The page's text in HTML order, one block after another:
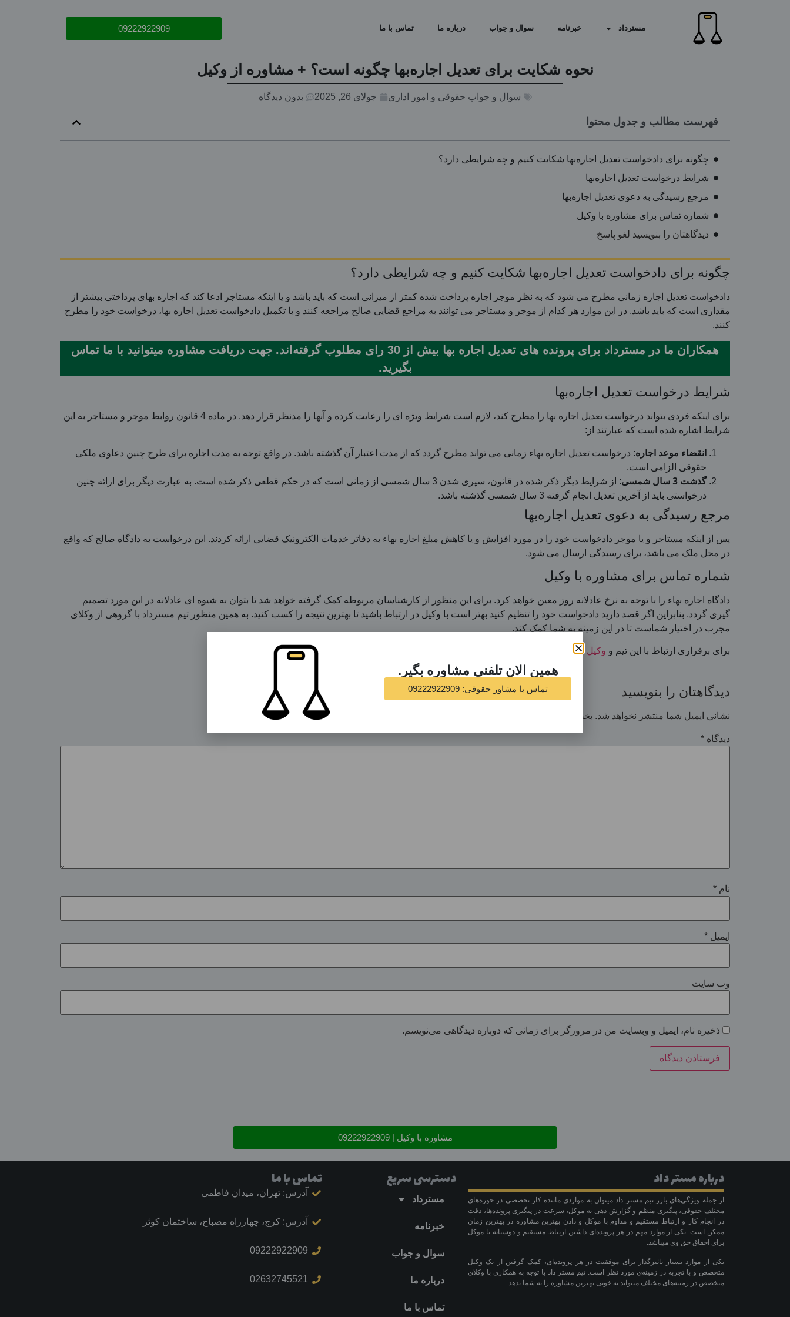
مسترداد خبرنامه سوال و جواب درباره ما تماس با ما 09222922909
نحوه شکایت برای تعدیل اجاره‌بها چگونه است؟ + مشاوره از وکیل
سوال و جواب حقوقی و امور اداری جولای 26, 2025 بدون دیدگاه
فهرست مطالب و جدول محتوا
چگونه برای دادخواست تعدیل اجاره‌بها شکایت کنیم و چه شرایطی دارد؟
شرایط درخواست تعدیل اجاره‌بها
مرجع رسیدگی به دعوی تعدیل اجاره‌بها
شماره تماس برای مشاوره با وکیل
دیدگاهتان را بنویسید لغو پاسخ
چگونه برای دادخواست تعدیل اجاره‌بها شکایت کنیم و چه شرایطی دارد؟
دادخواست تعدیل اجاره زمانی مطرح می شود که به نظر موجر اجاره پرداخت شده کمتر از میزانی است که باید باشد و یا اینکه مستاجر ادعا کند که اجاره بهای پرداختی بیشتر از
مقداری است که باید باشد. در این موارد هر کدام از موجر و مستاجر می توانند به مراجع قضایی صالح مراجعه کنند و با تکمیل دادخواست تعدیل اجاره بها، درخواست خود را مطرح
کنند.
همکاران ما در مسترداد برای پرونده های تعدیل اجاره بها بیش از 30 رای مطلوب گرفته‌اند. جهت دریافت مشاوره میتوانید با ما تماس
بگیرید.
شرایط درخواست تعدیل اجاره‌بها
برای اینکه فردی بتواند درخواست تعدیل اجاره بها را مطرح کند، لازم است شرایط ویژه ای را رعایت کرده و آنها را مدنظر قرار دهد. در ماده 4 قانون روابط موجر و مستاجر به این
شرایط اشاره شده است که عبارتند از:
انقضاء موعد اجاره: درخواست تعدیل اجاره بهاء زمانی می تواند مطرح گردد که از مدت اعتبار آن گذشته باشد. در واقع توجه به مدت اجاره برای طرح چنین دعاوی ملکی
حقوقی الزامی است.
گذشت 3 سال شمسی
: از شرایط دیگر ذکر شده در قانون، سپری شدن 3 سال شمسی از زمانی است که در حکم قطعی ذکر شده است. به عبارت دیگر برای ارائه چنین
درخواستی باید از آخرین تعدیل انجام گرفته 3 سال شمسی گذشته باشد.
مرجع رسیدگی به دعوی تعدیل اجاره‌بها
پس از اینکه مستاجر و یا موجر دادخواست خود را در مورد افزایش و یا کاهش مبلغ اجاره بهاء به دفاتر خدمات الکترونیک قضایی ارائه کردند. این درخواست به دادگاه صالح که واقع
در محل ملک می باشد، برای رسیدگی ارسال می شود.
شماره تماس برای مشاوره با وکیل
دادگاه اجاره بهاء را با توجه به نرخ عادلانه روز معین خواهد کرد. برای این منظور از کارشناسان مربوطه کمک گرفته خواهد شد تا بتوان به شیوه ای عادلانه در این مورد تصمیم
گیری گردد. بنابراین اگر قصد دارید دادخواست خود را تنظیم کنید بهتر است با وکیل در ارتباط باشید تا بهترین نتیجه را کسب کنید. به همین منظور تیم مسترداد با گروهی از وکلای
مجرب در اختیار شماست تا در این زمینه به شما کمک کند.
برای برقراری ارتباط با این تیم و وکیل حقوقی
دیدگاهتان را بنویسید
نشانی ایمیل شما منتشر نخواهد شد. بخش‌های موردنیاز علامت‌گذاری شده‌اند
دیدگاه *
نام *
ایمیل *
وب‌ سایت
ذخیره نام، ایمیل و وبسایت من در مرورگر برای زمانی که دوباره دیدگاهی می‌نویسم.
مشاوره با وکیل | 09222922909
درباره مستر داد
از جمله ویژگی‌های بارز تیم مستر داد میتوان به مواردی ماننده کار تخصصی در حوزه‌های
مختلف حقوقی، پیگیری منظم و گزارش دهی به موکل، سرعت در پیگیری پرونده‌ها، دقت
در انجام کار و ارتباط مستقیم و مداوم با موکل و دادن بهترین مشاوره در بهترین زمان
ممکن است. یکی از موارد مهم در هر پرونده‌ای داشتن ارتباط مستقیم و دوستانه با موکل
برای احقاق حق وی میباشد.
یکی از موارد بسیار تاثیرگذار برای موفقیت در هر پرونده‌ای، کمک گرفتن از یک وکیل
متخصص و با تجربه در زمینه‌ی مورد نظر است. تیم مستر داد با توجه به همکاری با وکلای
متخصص در زمینه‌های مختلف میتواند به خوبی بهترین مشاوره را به شما بدهد
دسترسی سریع
مسترداد
خبرنامه
سوال و جواب
درباره ما
تماس با ما
تماس با ما
آدرس: تهران، میدان فاطمی
آدرس: کرج، چهارراه مصباح، ساختمان کوثر
09222922909
02632745521
همین الان تلفنی مشاوره بگیر.
تماس با مشاور حقوقی: 09222922909